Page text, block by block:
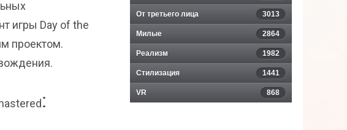
игры Day of the
проектом.
:
От третьего лица 3013
Милые 2864
Реализм 1982
Стилизация 1441
VR 868